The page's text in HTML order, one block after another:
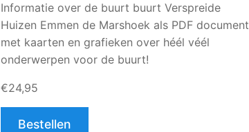
Informatie over de buurt buurt Verspreide
Huizen Emmen de Marshoek als PDF document
met kaarten en grafieken over héél véél
onderwerpen voor de buurt!
€24,95
Bestellen